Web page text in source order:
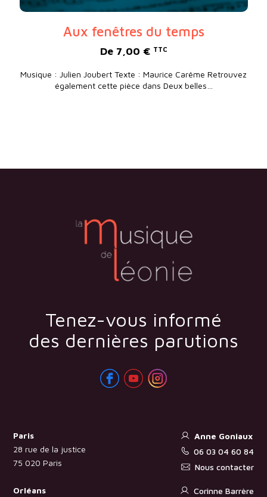
Aux fenêtres du temps
De 7,00 € TTC
Musique : Julien Joubert Texte : Maurice Carême Retrouvez
également cette pièce dans Deux belles…
Tenez-vous informé
des dernières parutions
Paris
28 rue de la justice
75 020 Paris
Anne Goniaux
06 03 04 60 84
Nous contacter
Orléans
Corinne Barrère